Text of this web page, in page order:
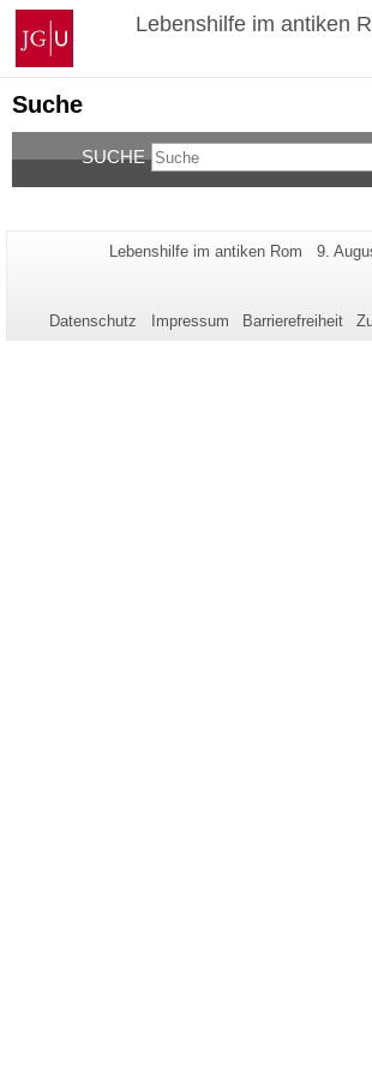
Zum
Inhalt
springen
Johannes
Gutenberg-
Universität
Mainz
Lebenshilfe im antiken
Suche
SUCHE
Zusätzliche
dieser
Seiten-
Lebenshilfe im antiken Rom
Letzte
9.
Datenschutz Impressum Barrierefreiheit